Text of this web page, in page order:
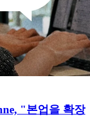
"본업을 확장